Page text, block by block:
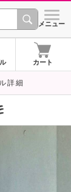
シメニュー
カート
詳細